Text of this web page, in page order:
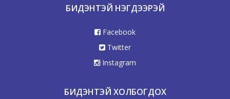
БИДЭНТЭЙ НЭГДЭЭРЭЙ
Facebook
Twitter
Instagram
БИДЭНТЭЙ ХОЛБОГДОХ